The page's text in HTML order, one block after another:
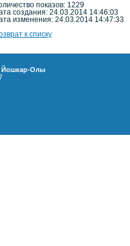
показов: 1229
создания: 24.03.2014 14:46:03
изменения: 24.03.2014 14:47:33
к списку
Йошкар-Олы